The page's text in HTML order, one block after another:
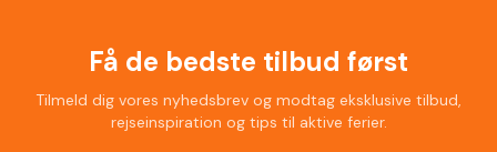
Få de bedste tilbud først
Tilmeld dig vores nyhedsbrev og modtag eksklusive tilbud,
rejseinspiration og tips til aktive ferier.